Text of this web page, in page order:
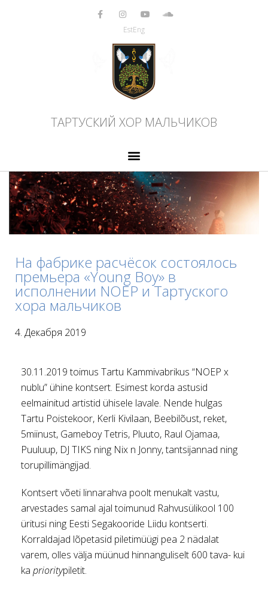
EstEng
ТАРТУСКИЙ ХОР МАЛЬЧИКОВ
На фабрике расчёсок состоялось
премьера «Young Boy» в
исполнении NOEP и Тартуского
хора мальчиков
4. Декабря 2019
30.11.2019 toimus Tartu Kammivabrikus “NOEP x
nublu” ühine kontsert. Esimest korda astusid
eelmainitud artistid ühisele lavale. Nende hulgas
Tartu Poistekoor, Kerli Kivilaan, Beebilõust, reket,
5miinust, Gameboy Tetris, Pluuto, Raul Ojamaa,
Puuluup, DJ TIKS ning Nix n Jonny, tantsijannad ning
torupillimängijad.
Kontsert võeti linnarahva poolt menukalt vastu,
arvestades samal ajal toimunud Rahvusülikool 100
üritusi ning Eesti Segakooride Liidu kontserti.
Korraldajad lõpetasid piletimüügi pea 2 nädalat
varem, olles välja müünud hinnanguliselt 600 tava- kui
ka prioritypiletit.